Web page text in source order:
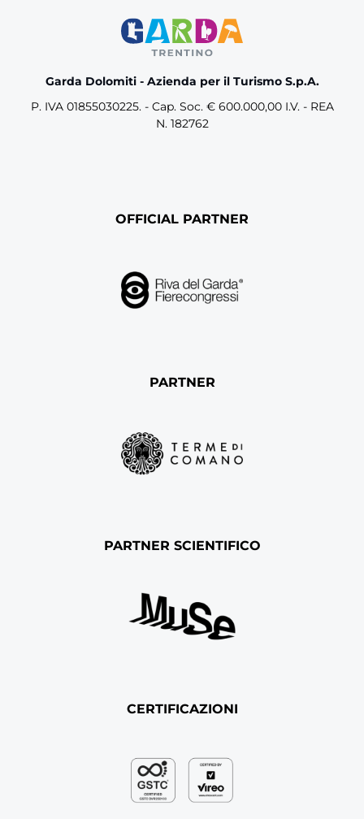
Garda Dolomiti - Azienda per il Turismo S.p.A.
P. IVA 01855030225. - Cap. Soc. € 600.000,00 I.V. - REA
N. 182762
OFFICIAL PARTNER
PARTNER
PARTNER SCIENTIFICO
CERTIFICAZIONI